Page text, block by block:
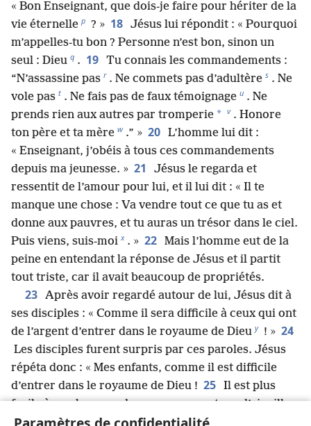
« Bon Enseignant, que dois-je faire pour hériter de la
vie éternelle p ? » 18 Jésus lui répondit : « Pourquoi
m’appelles-tu bon ? Personne n’est bon, sinon un
seul : Dieu q . 19 Tu connais les commandements :
“N’assassine pas r . Ne commets pas d’adultère s . Ne
vole pas t . Ne fais pas de faux témoignage u . Ne
prends rien aux autres par tromperie * v . Honore
ton père et ta mère w .” » 20 L’homme lui dit :
« Enseignant, j’obéis à tous ces commandements
depuis ma jeunesse. » 21
Jésus le regarda et
ressentit de l’amour pour lui, et il lui dit : « Il te
manque une chose : Va vendre tout ce que tu as et
donne aux pauvres, et tu auras un trésor dans le ciel.
Puis viens, suis-moi x . » 22 Mais l’homme eut de la
peine en entendant la réponse de Jésus et il partit
tout triste, car il avait beaucoup de propriétés.
23 Après avoir regardé autour de lui, Jésus dit à
ses disciples : « Comme il sera difficile à ceux qui ont
de l’argent d’entrer dans le royaume de Dieu y ! » 24
Les disciples furent surpris par ces paroles. Jésus
répéta donc : « Mes enfants, comme il est difficile
d’entrer dans le royaume de Dieu ! 25 Il est plus
facile à un chameau de passer par un trou d’aiguille
qu’à un riche d’entrer dans le royaume de Dieu